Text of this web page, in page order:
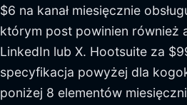
$6 na kanał miesięcznie
którym post powinien również
LinkedIn lub X. Hootsuite za
specyfikacja powyżej dla
poniżej 8 elementów